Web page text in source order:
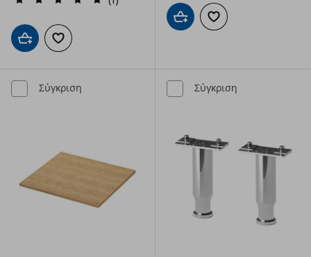
Προσθήκη στο καλάθι
Προσθήκη στα αγαπημένα
Προσθήκη στο καλάθι
Προσθήκη στα
Σύγκριση Σύγκριση